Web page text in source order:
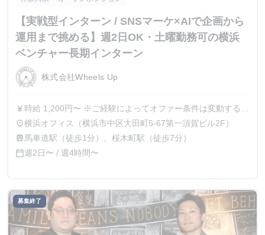
【実戦型インターン / SNSマーケ×AIで企画から
運用まで挑める】週2日OK・土曜勤務可の横浜
ベンチャー長期インターン
株式会社Wheels Up
currency_yen 時給 1,200円〜 ※ご経験によってオファー条件は変動する可
能性がございます。 ※金額によっては、業務委託契約での
採用となる場合もございます。
place横浜オフィス（横浜市中区大田町5-67第一須賀ビル2F）
train 馬車道駅（徒歩1分）、桜木町駅（徒歩7分）
calendar_today週2日〜 / 週4時間〜
募集終了